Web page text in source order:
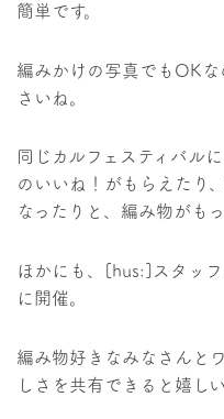
簡単です。
編みかけの写真でもOKな
さいね。
同じカルフェスティバル
のいいね！がもらえたり
なったりと、編み物がも
ほかにも、[hus:]スタッ
に開催。
編み物好きなみなさんと
しさを共有できると嬉しい